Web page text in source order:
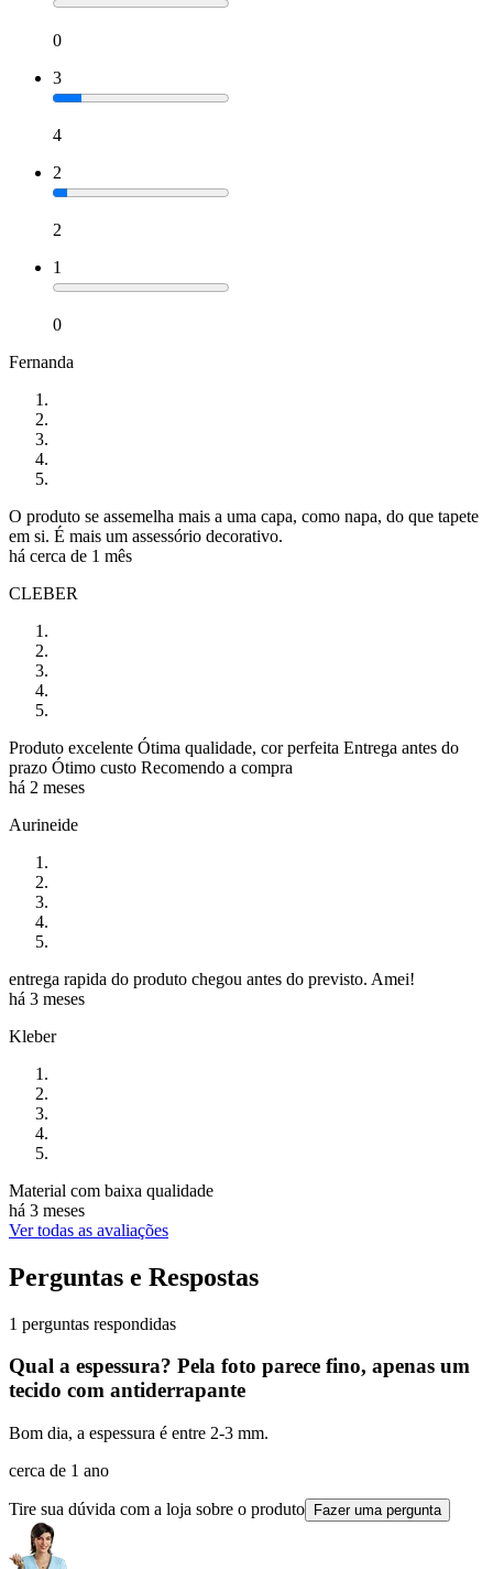
0
3
4
2
2
1
0
Fernanda
O produto se assemelha mais a uma capa, como napa, do que tapete
em si. É mais um assessório decorativo.
há cerca de 1 mês
CLEBER
Produto excelente Ótima qualidade, cor perfeita Entrega antes do
prazo Ótimo custo Recomendo a compra
há 2 meses
Aurineide
entrega rapida do produto chegou antes do previsto. Amei!
há 3 meses
Kleber
Material com baixa qualidade
há 3 meses
Ver todas as avaliações
Perguntas e Respostas
1 perguntas respondidas
Qual a espessura? Pela foto parece fino, apenas um
tecido com antiderrapante
Bom dia, a espessura é entre 2-3 mm.
cerca de 1 ano
Tire sua dúvida com a loja sobre o produto Fazer uma pergunta